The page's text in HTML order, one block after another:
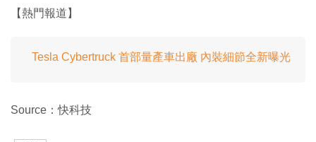
【熱門報道】
Tesla Cybertruck 首部量產車出廠 內裝細節全新曝光
Source：快科技